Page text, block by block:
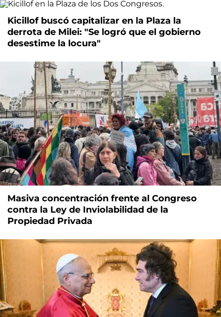
Kicillof buscó capitalizar en la Plaza la
derrota de Milei: "Se logró que el gobierno
desestime la locura"
Masiva concentración frente al Congreso
contra la Ley de Inviolabilidad de la
Propiedad Privada